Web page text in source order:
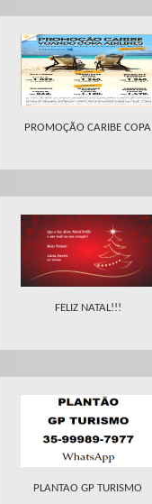
PROMOÇÃO CARIBE COPA
FELIZ NATAL!!!
PLANTAO GP TURISMO